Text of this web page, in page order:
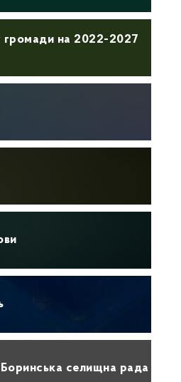
громади на 2022-2027
Боринська селищна рада